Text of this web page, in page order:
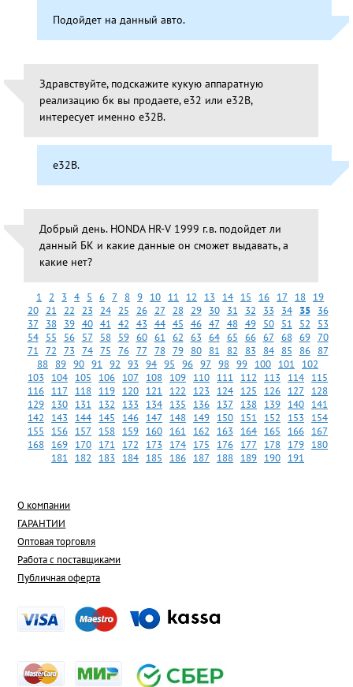
Подойдет на данный авто.
Здравствуйте, подскажите кукую аппаратную
реализацию бк вы продаете, е32 или e32B,
интересует именно e32B.
e32B.
Добрый день. HONDA HR-V 1999 г.в. подойдет ли
данный БК и какие данные он cможет выдавать, а
какие нет?
1 2 3 4 5 6 7 8 9 10 11 12 13 14 15 16 17 18 19
20
21 22 23 24 25 26 27 28 29 30 31 32 33 34 35
36
37
38 39 40 41 42 43 44 45 46 47 48 49 50 51 52
53
54
55 56 57 58 59 60 61 62 63 64 65 66 67 68 69 70
71 72 73 74 75 76 77 78 79 80 81 82 83 84 85 86
87
88 89 90 91 92 93 94 95 96 97 98 99 100 101
102
103
104 105 106 107 108 109 110 111 112 113 114 115
116 117 118 119 120 121 122 123 124 125 126 127 128
129 130 131 132 133 134 135 136 137 138 139 140 141
142
143 144 145 146 147 148 149 150 151 152 153
154
155
156 157 158 159 160 161 162 163 164 165 166 167
168 169 170 171 172 173 174 175 176 177 178 179 180
181
182 183 184 185 186 187 188 189 190 191
О компании
ГАРАНТИИ
Оптовая торговля
Работа с поставщиками
Публичная оферта